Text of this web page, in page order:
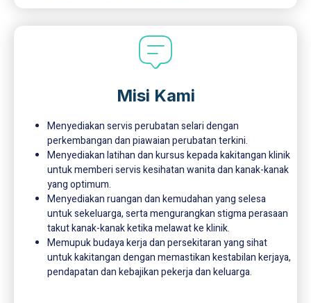
Misi Kami
Menyediakan servis perubatan selari dengan
perkembangan dan piawaian perubatan terkini.
Menyediakan latihan dan kursus kepada kakitangan klinik
untuk memberi servis kesihatan wanita dan kanak-kanak
yang optimum.
Menyediakan ruangan dan kemudahan yang selesa
untuk sekeluarga, serta mengurangkan stigma perasaan
takut kanak-kanak ketika melawat ke klinik.
Memupuk budaya kerja dan persekitaran yang sihat
untuk kakitangan dengan memastikan kestabilan kerjaya,
pendapatan dan kebajikan pekerja dan keluarga.